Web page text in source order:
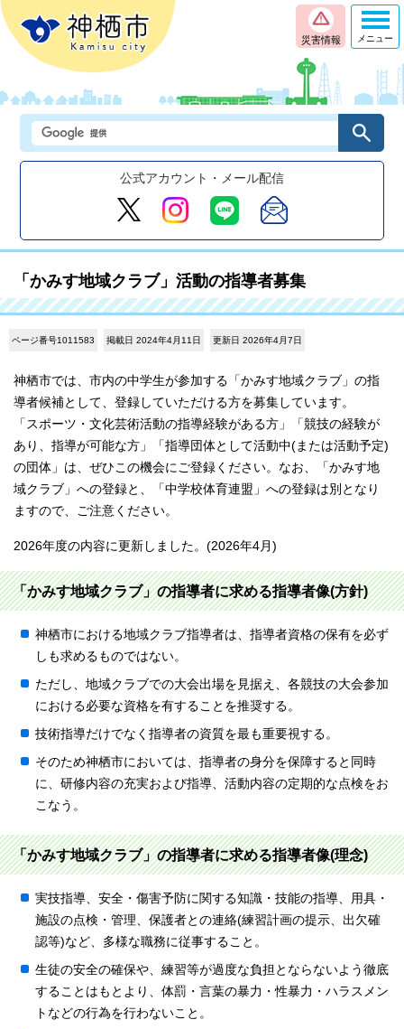
災害情報
公式アカウント・メール配信
メニュー
「かみす地域クラブ」活動の指導者募集
ページ番号1011583 掲載日 2024年4月11日 更新日 2026年4月7日
神栖市では、市内の中学生が参加する「かみす地域クラブ」の指
導者候補として、登録していただける方を募集しています。
「スポーツ・文化芸術活動の指導経験がある方」「競技の経験が
あり、指導が可能な方」「指導団体として活動中(または活動予定)
の団体」は、ぜひこの機会にご登録ください。なお、「かみす地
域クラブ」への登録と、「中学校体育連盟」への登録は別となり
ますので、ご注意ください。
2026年度の内容に更新しました。(2026年4月)
「かみす地域クラブ」の指導者に求める指導者像(方針)
神栖市における地域クラブ指導者は、指導者資格の保有を必ず
しも求めるものではない。
ただし、地域クラブでの大会出場を見据え、各競技の大会参加
における必要な資格を有することを推奨する。
技術指導だけでなく指導者の資質を最も重要視する。
そのため神栖市においては、指導者の身分を保障すると同時
に、研修内容の充実および指導、活動内容の定期的な点検をお
こなう。
「かみす地域クラブ」の指導者に求める指導者像(理念)
実技指導、安全・傷害予防に関する知識・技能の指導、用具・
施設の点検・管理、保護者との連絡(練習計画の提示、出欠確
認等)など、多様な職務に従事すること。
生徒の安全の確保や、練習等が過度な負担とならないよう徹底
することはもとより、体罰・言葉の暴力・性暴力・ハラスメン
トなどの行為を行わないこと。